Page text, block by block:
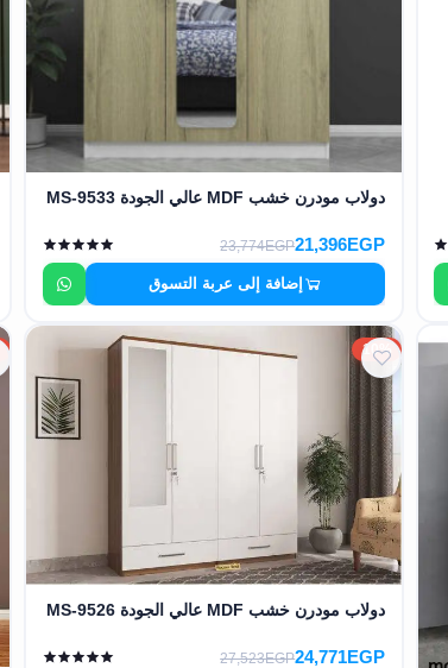
دولاب مودرن خشب MDF عالي الجودة MS-9533
21,396EGP
23,774EGP
إضافة إلى عربة التسوق
10%
دولاب مودرن خشب MDF عالي الجودة MS-9526
24,771EGP
27,523EGP